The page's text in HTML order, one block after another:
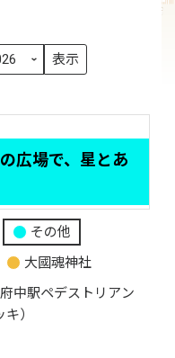
広場で、星とあ
その他
大國魂神社
中駅ペデストリアン
）